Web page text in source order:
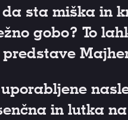
sta miška in
gobo? To
in lutka